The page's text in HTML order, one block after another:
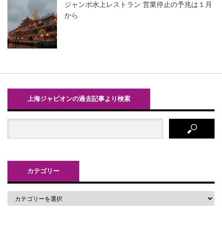
ジャンボ水上レストラン 営業停止の予兆は１月
から
上海ジャピオンの過去記事より検索
カテゴリー